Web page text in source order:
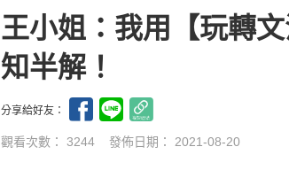
王小姐：我用【玩轉
知半解！
分享給好友：
觀看次數： 3244 發佈日期： 2021-08-20